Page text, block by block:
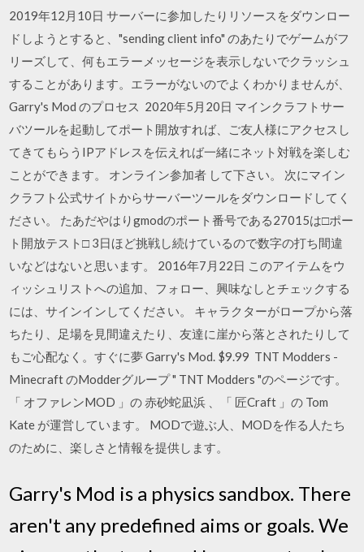
2019年12月10日 サーバーに参加したりリソースをダウンロー
ドしようとすると、"sending client info" のあたりでゲームがフ
リーズして、何もエラーメッセージを表示しないでクラッシュ
することがあります。エラーがないのでよくわかりませんが、
Garry's Mod のプロセス 2020年5月20日 マインクラフトサー
バツールを起動してポート開放すれば、ご友人様にアクセスし
てきてもらうIPアドレスを伝えれば一緒にネット対戦を楽しむ
ことができます。 オンライン参加者 して下さい。 次にマイン
クラフト公式サイトからサーバーツールをダウンロードしてく
ださい。 たあだやはりgmodのポート番号である27015は□ポー
ト開放テスト□ 3日ほど挑戦し続けているので数字の打ち間違
いなどはないと思います。 2016年7月22日 このアイテムをウ
ィッシュリストへの追加、フォロー、興味なしとチェックする
には、サインインしてください。 キャラクターがロープから落
ちたり、足場を見間違えたり、友達に崖から落とされたりして
もご心配なく。すぐに夢 Garry's Mod. $9.99 TNT Modders -
Minecraft のModderグループ " TNT Modders "のページです。
「 オファレンMOD 」の 赤砂蛇凪浜 、「 匠Craft 」の Tom
Kate が運営しています。 MODで遊ぶ人、MODを作る人たち
のために、楽しさと情報を提供します。
Garry's Mod is a physics sandbox. There
aren't any predefined aims or goals. We